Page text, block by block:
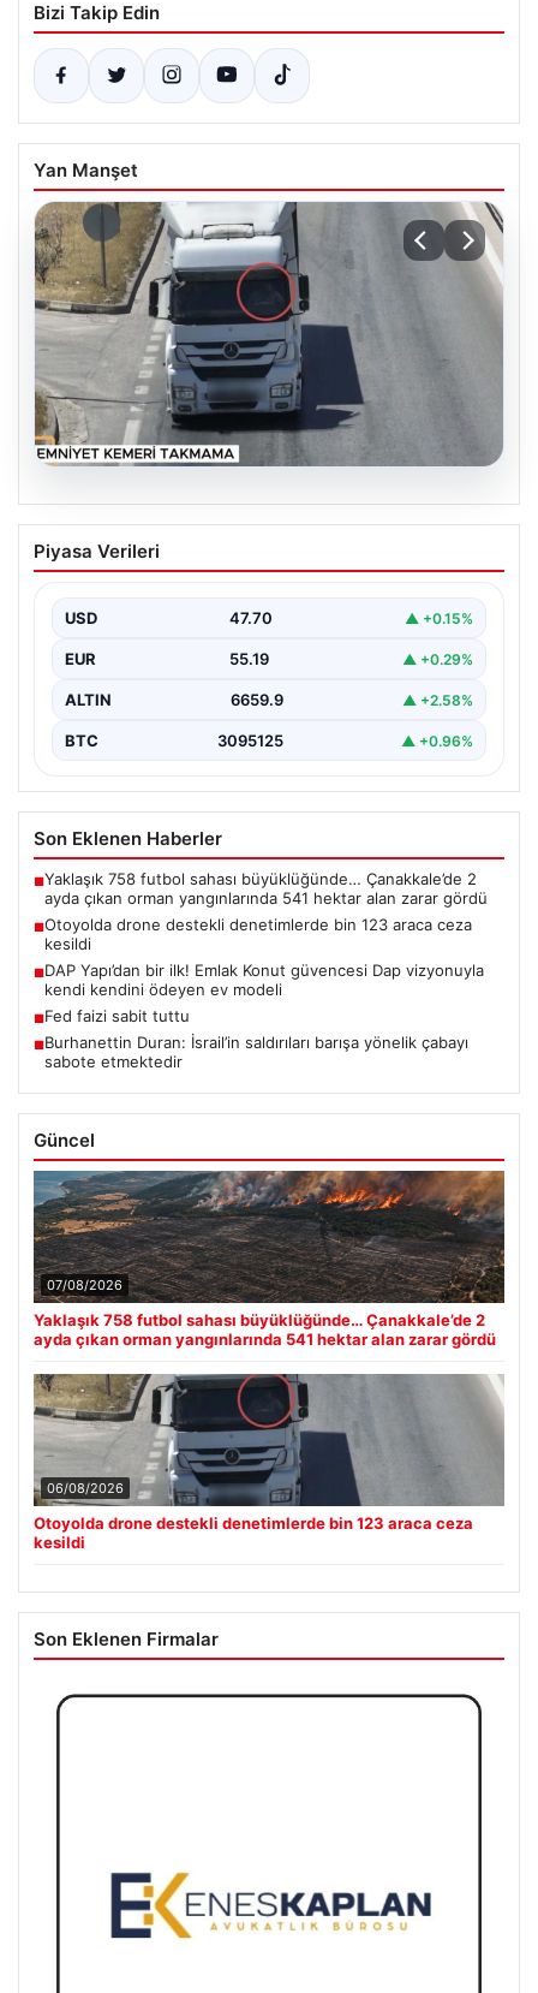
Bizi Takip Edin
Yan Manşet
06.08.2026
Otoyolda drone destekli denetimlerde
bin 123 araca ceza kesildi
sürdürdüğü drone destekli otoyol denetimlerinde
yoğun bir kontrol…
Piyasa Verileri
USD 47.70 ▲ +0.15%
EUR 55.19 ▲ +0.29%
ALTIN 6659.9 ▲ +2.58%
BTC 3095125 ▲ +0.96%
Son Eklenen Haberler
■Yaklaşık 758 futbol sahası büyüklüğünde… Çanakkale’de 2
ayda çıkan orman yangınlarında 541 hektar alan zarar gördü
■Otoyolda drone destekli denetimlerde bin 123 araca ceza
kesildi
■DAP Yapı’dan bir ilk! Emlak Konut güvencesi Dap vizyonuyla
kendi kendini ödeyen ev modeli
■Fed faizi sabit tuttu
■Burhanettin Duran: İsrail’in saldırıları barışa yönelik çabayı
sabote etmektedir
Güncel
07/08/2026
Yaklaşık 758 futbol sahası büyüklüğünde… Çanakkale’de 2
ayda çıkan orman yangınlarında 541 hektar alan zarar gördü
06/08/2026
Otoyolda drone destekli denetimlerde bin 123 araca ceza
kesildi
Son Eklenen Firmalar